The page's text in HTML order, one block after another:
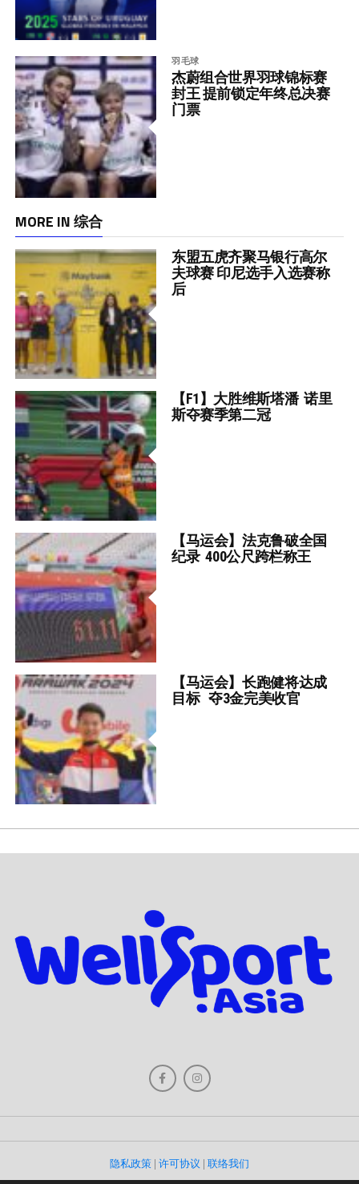
羽毛球
杰蔚组合世界羽球锦标赛
封王 提前锁定年终总决赛
门票
MORE IN 综合
东盟五虎齐聚马银行高尔
夫球赛 印尼选手入选赛称
后
【F1】大胜维斯塔潘 诺里
斯夺赛季第二冠
【马运会】法克鲁破全国
纪录 400公尺跨栏称王
【马运会】长跑健将达成
目标 夺3金完美收官
隐私政策 | 许可协议 | 联络我们